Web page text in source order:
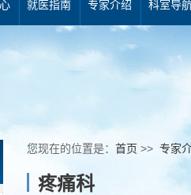
就医指南 专家介绍 科室导
您现在的位置是： 首页 >> 专家
疼痛科